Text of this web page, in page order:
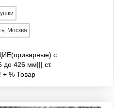
Москва
с
до 426 мм||| ст.
% Товар